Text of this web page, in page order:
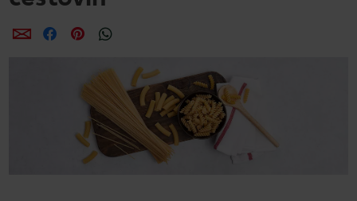
ZdieľaťZdieľaťZdieľať